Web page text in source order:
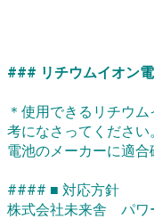
### リチウムイオン
＊使用できるリチウ
考になさってくださ
電池のメーカーに適
#### ■ 対応方針
株式会社未来舎 パワ